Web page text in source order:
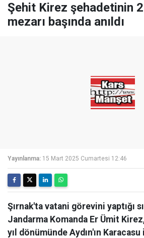
Şehit Kirez şehadetinin
mezarı başında anıldı
Yayınlanma: 15 Mart 2025 Cumartesi 12:46
Şırnak'ta vatani görevini yaptığı
Jandarma Komanda Er Ümit
yıl dönümünde Aydın'ın